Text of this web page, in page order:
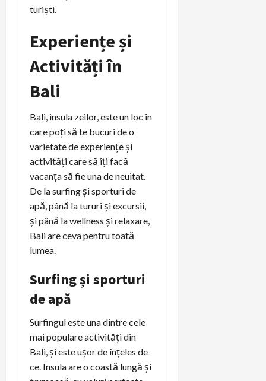
turiști.
Experiențe și
Activități în
Bali
Bali, insula zeilor, este un loc în
care poți să te bucuri de o
varietate de experiențe și
activități care să îți facă
vacanța să fie una de neuitat.
De la surfing și sporturi de
apă, până la tururi și excursii,
și până la wellness și relaxare,
Bali are ceva pentru toată
lumea.
Surfing și sporturi
de apă
Surfingul este una dintre cele
mai populare activități din
Bali, și este ușor de înțeles de
ce. Insula are o coastă lungă și